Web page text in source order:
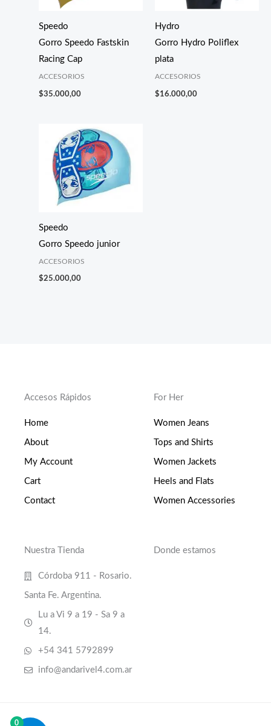
Speedo
Gorro Speedo Fastskin
Racing Cap
ACCESORIOS
$35.000,00
Hydro
Gorro Hydro Poliflex
plata
ACCESORIOS
$16.000,00
Speedo
Gorro Speedo junior
ACCESORIOS
$25.000,00
Accesos Rápidos
Home
About
My Account
Cart
Contact
For Her
Women Jeans
Tops and Shirts
Women Jackets
Heels and Flats
Women Accessories
Nuestra Tienda
Córdoba 911 - Rosario.
Santa Fe. Argentina.
Lu a Vi 9 a 19 - Sa 9 a
14.
+54 341 5792899
info@andarivel4.com.ar
Donde estamos
0